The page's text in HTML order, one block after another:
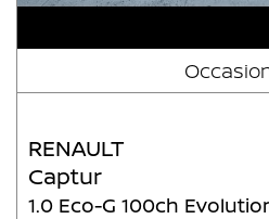
RENAULT
Captur
1.0 Eco-G 100ch